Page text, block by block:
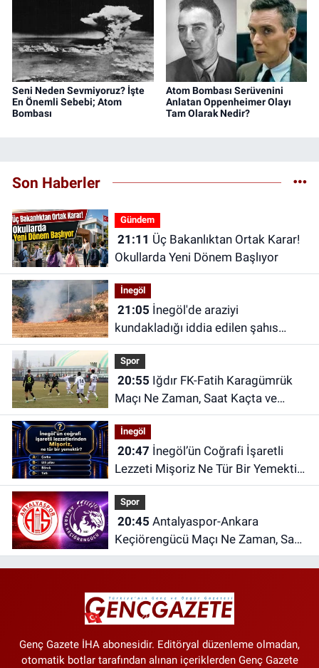
Seni Neden Sevmiyoruz? İşte
En Önemli Sebebi; Atom
Bombası
Atom Bombası Serüvenini
Anlatan Oppenheimer Olayı
Tam Olarak Nedir?
Son Haberler
Gündem
21:11
Okullarda Yeni Dönem Başlıyor
İnegöl
21:05
kundakladığı iddia edilen şahıs
yakalandı
Spor
20:55
Maçı Ne Zaman, Saat Kaçta ve
Hangi Kanalda?
İnegöl
20:47
Lezzeti Mişoriz Ne Tür Bir Yemektir?
Bu Sorunun Cevabını Herkes
Bilmiyor
Spor
20:45
Keçiörengücü Maçı Ne Zaman, Saat
Kaçta ve Hangi Kanalda?
Genç Gazete İHA abonesidir. Editöryal düzenleme olmadan,
otomatik botlar tarafından alınan içeriklerden Genç Gazete